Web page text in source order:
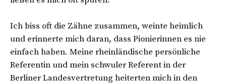
Ich biss oft die Zähne zusammen, weinte heimlich
und erinnerte mich daran, dass Pionierinnen es nie
einfach haben. Meine rheinländische persönliche
Referentin und mein schwuler Referent in der
Berliner Landesvertretung heiterten mich in den